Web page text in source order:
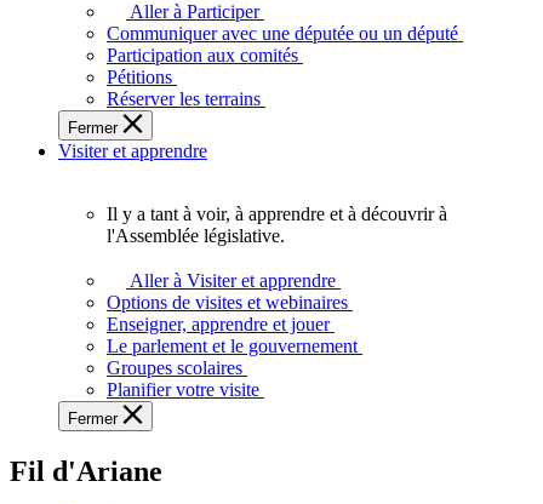
plein
potentiel,
l'Assemblée
a
besoin
de
Aller à Participer
Communiquer avec une députée ou un député
Participation aux comités
Pétitions
Réserver les terrains
Fermer
Visiter et apprendre
voir,
apprendre
et
à
à
Il y a tant à voir, à apprendre et à découvrir à
l'Assemblée législative.
Aller à Visiter et apprendre
Options de visites et webinaires
Enseigner, apprendre et jouer
Le parlement et le gouvernement
Groupes scolaires
Planifier votre visite
Fermer
Fil d'Ariane